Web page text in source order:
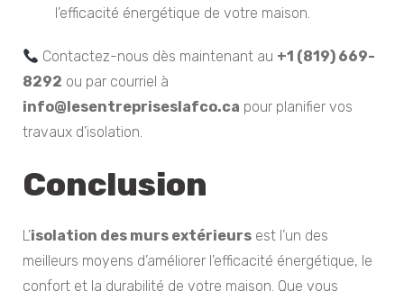
l’efficacité énergétique de votre maison.
Contactez-nous dès maintenant au +1 (819) 669-
8292 ou par courriel à
info@lesentrepriseslafco.ca pour planifier vos
travaux d’isolation.
Conclusion
L’isolation des murs extérieurs est l’un des
meilleurs moyens d’améliorer l’efficacité énergétique, le
confort et la durabilité de votre maison. Que vous